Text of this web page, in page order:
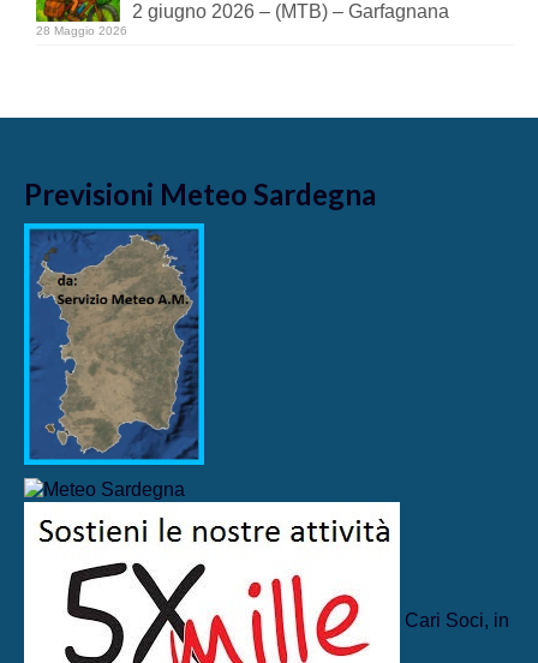
2 giugno 2026 – (MTB) – Garfagnana
28 Maggio 2026
Previsioni Meteo Sardegna
Cari Soci, in